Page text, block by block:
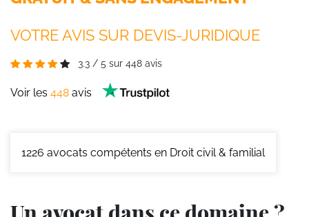
VOTRE AVIS SUR DEVIS-JURIDIQUE
3.3 / 5 sur 448 avis
Voir les 448 avis
1226 avocats compétents en Droit civil & familial